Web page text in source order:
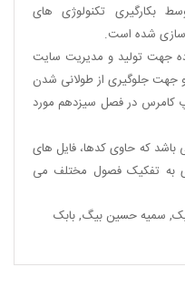
بکارگیری تکنولوژی های
سازی شده است.
جهت تولید و مدیریت سایت
جهت جلوگیری از طولانی شدن
کامرس در فصل سیزدهم مورد
که حاوی کدها، فایل های
به تفکیک فصول مختلف می
, سمیه حسین بیگ,بابک